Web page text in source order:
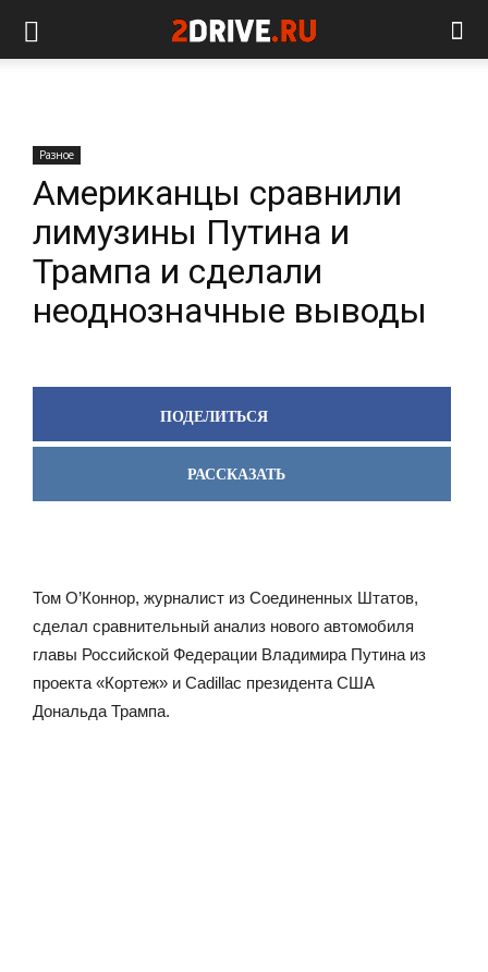
Разное
Американцы сравнили
лимузины Путина и
Трампа и сделали
неоднозначные выводы
ПОДЕЛИТЬСЯ
РАССКАЗАТЬ
Том О’Коннор, журналист из Соединенных Штатов,
сделал сравнительный анализ нового автомобиля
главы Российской Федерации Владимира Путина из
проекта «Кортеж» и Cadillac президента США
Дональда Трампа.